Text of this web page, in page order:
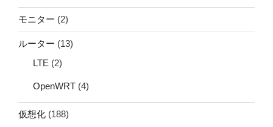
モニター (2)
ルーター (13)
LTE (2)
OpenWRT (4)
仮想化 (188)